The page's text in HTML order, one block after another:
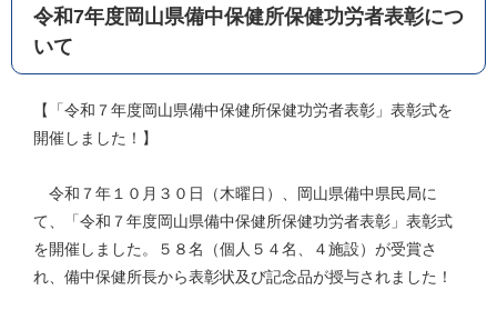
令和7年度岡山県備中保健所保健功労者表彰につ
いて
【「令和７年度岡山県備中保健所保健功労者表彰」表彰式を
開催しました！】
令和７年１０月３０日（木曜日）、岡山県備中県民局に
て、「令和７年度岡山県備中保健所保健功労者表彰」表彰式
を開催しました。５８名（個人５４名、４施設）が受賞さ
れ、備中保健所長から表彰状及び記念品が授与されました！